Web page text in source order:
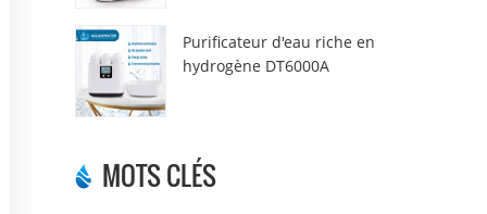
Purificateur d'eau riche en
hydrogène DT6000A
MOTS CLÉS